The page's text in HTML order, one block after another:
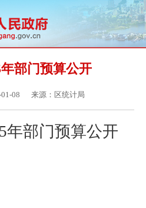
部门预算公开
08 来源：区统计局
年部门预算公开